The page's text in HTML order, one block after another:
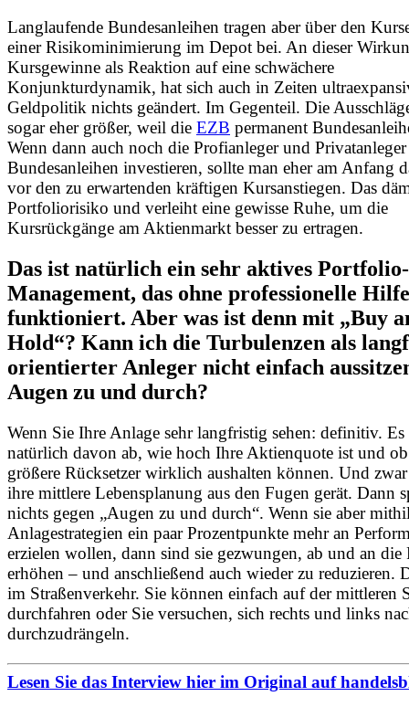
Langlaufende Bundesanleihen tragen aber über den
einer Risikominimierung im Depot bei. An dieser
Kursgewinne als Reaktion auf eine schwächere
Konjunkturdynamik, hat sich auch in Zeiten
Geldpolitik nichts geändert. Im Gegenteil. Die
sogar eher größer, weil die EZB permanent
Wenn dann auch noch die Profianleger und
Bundesanleihen investieren, sollte man eher am Anfang
vor den zu erwartenden kräftigen Kursanstiegen. Das
Portfoliorisiko und verleiht eine gewisse Ruhe, um die
Kursrückgänge am Aktienmarkt besser zu ertragen.
Das ist natürlich ein sehr aktives Portfolio-
Management, das ohne professionelle
funktioniert. Aber was ist denn mit „Buy
Hold“? Kann ich die Turbulenzen als
orientierter Anleger nicht einfach
Augen zu und durch?
Wenn Sie Ihre Anlage sehr langfristig sehen: definitiv. Es
natürlich davon ab, wie hoch Ihre Aktienquote ist und
größere Rücksetzer wirklich aushalten können. Und zwar
ihre mittlere Lebensplanung aus den Fugen gerät. Dann
nichts gegen „Augen zu und durch“. Wenn sie aber
Anlagestrategien ein paar Prozentpunkte mehr an
erzielen wollen, dann sind sie gezwungen, ab und an die
erhöhen – und anschließend auch wieder zu reduzieren.
im Straßenverkehr. Sie können einfach auf der mittleren
durchfahren oder Sie versuchen, sich rechts und links
durchzudrängeln.
Lesen Sie das Interview hier im Original auf